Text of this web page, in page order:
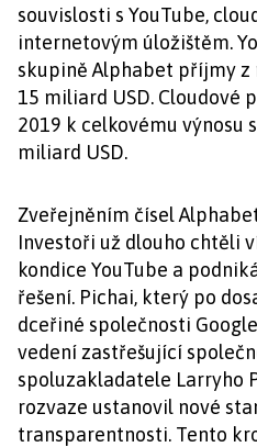
souvislosti s YouTube,
internetovým úložištěm.
skupině Alphabet příjmy z
15 miliard USD. Cloudové
2019 k celkovému výnosu
miliard USD.
Zveřejněním čísel
Investoři už dlouho chtěli
kondice YouTube a
řešení. Pichai, který po
dceřiné společnosti
vedení zastřešující
spoluzakladatele Larryho
rozvaze ustanovil nové
transparentnosti. Tento